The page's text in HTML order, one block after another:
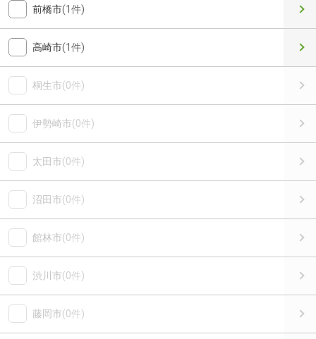
前橋市(1件)
高崎市(1件)
桐生市(0件)
伊勢崎市(0件)
太田市(0件)
沼田市(0件)
館林市(0件)
渋川市(0件)
藤岡市(0件)